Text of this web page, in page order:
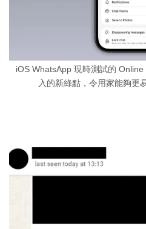
iOS WhatsApp 現時測試的 Online
入的新綠點，令用家能夠更